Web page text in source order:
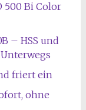
500 Bi Color
– HSS und
friert ein
ohne